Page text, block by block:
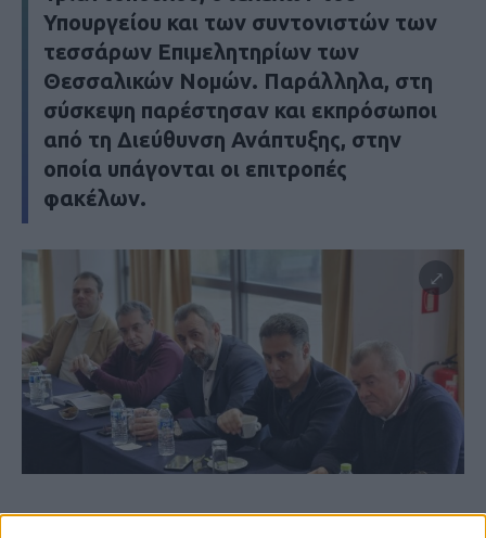
Υπουργείου και των συντονιστών των
τεσσάρων Επιμελητηρίων των
Θεσσαλικών Νομών. Παράλληλα, στη
σύσκεψη παρέστησαν και εκπρόσωποι
από τη Διεύθυνση Ανάπτυξης, στην
οποία υπάγονται οι επιτροπές
φακέλων.
«Το έργο, το οποίο αφορά περίπου 7.500